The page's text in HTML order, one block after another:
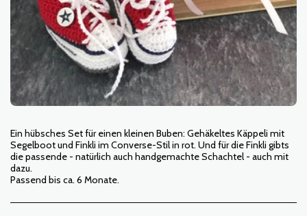
Ein hübsches Set für einen kleinen Buben: Gehäkeltes Käppeli mit
Segelboot und Finkli im Converse-Stil in rot. Und für die Finkli gibts
die passende - natürlich auch handgemachte Schachtel - auch mit
dazu.
Passend bis ca. 6 Monate.